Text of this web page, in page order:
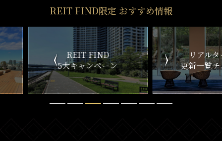
REIT FIND限定 おすすめ情報
ン
リアルタイム
更新一覧チェック
新